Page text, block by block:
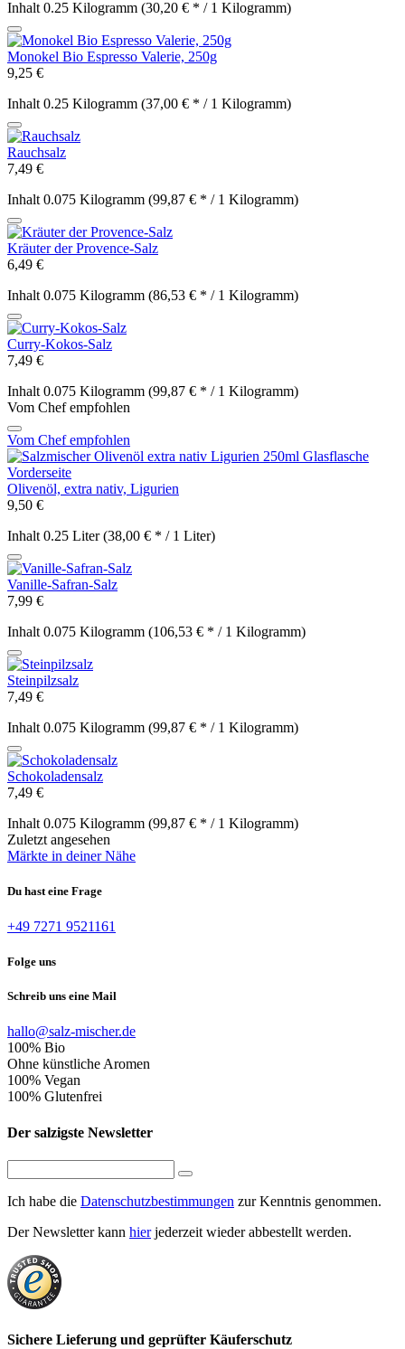
Inhalt 0.25 Kilogramm (30,20 € * / 1 Kilogramm)
Monokel Bio Espresso Valerie, 250g
9,25 €
Inhalt 0.25 Kilogramm (37,00 € * / 1 Kilogramm)
Rauchsalz
7,49 €
Inhalt 0.075 Kilogramm (99,87 € * / 1 Kilogramm)
Kräuter der Provence-Salz
6,49 €
Inhalt 0.075 Kilogramm (86,53 € * / 1 Kilogramm)
Curry-Kokos-Salz
7,49 €
Inhalt 0.075 Kilogramm (99,87 € * / 1 Kilogramm)
Vom Chef empfohlen
Vom Chef empfohlen
Olivenöl, extra nativ, Ligurien
9,50 €
Inhalt 0.25 Liter(38,00 € * / 1 Liter)
Vanille-Safran-Salz
7,99 €
Inhalt 0.075 Kilogramm (106,53 € * / 1 Kilogramm)
Steinpilzsalz
7,49 €
Inhalt 0.075 Kilogramm (99,87 € * / 1 Kilogramm)
Schokoladensalz
7,49 €
Inhalt 0.075 Kilogramm (99,87 € * / 1 Kilogramm)
Zuletzt angesehen
Märkte in deiner Nähe
Du hast eine Frage
+49 7271 9521161
Folge uns
Schreib uns eine Mail
hallo@salz-mischer.de
100% Bio
Ohne künstliche Aromen
100% Vegan
100% Glutenfrei
Der salzigste Newsletter
Ich habe die Datenschutzbestimmungen zur Kenntnis genommen.
Der Newsletter kann hierjederzeit wieder abbestellt werden.
Sichere Lieferung und geprüfter Käuferschutz